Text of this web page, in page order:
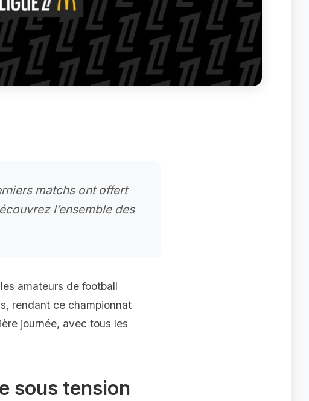
matchs ont offert
l’ensemble des
amateurs de football
rendant ce championnat
journée, avec tous les
sous tension